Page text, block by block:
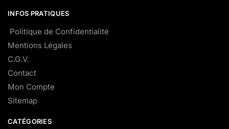
INFOS PRATIQUES
Politique de Confidentialité
Mentions Légales
C.G.V.
Contact
Mon Compte
Sitemap
CATÉGORIES